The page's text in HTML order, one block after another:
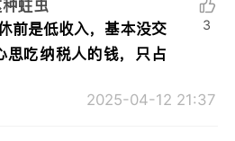
蛀虫
前是低收入，基本没交
思吃纳税人的钱，只占
2025-04-12 21:37
3